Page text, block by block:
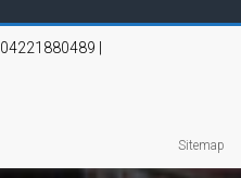
|
Sitemap